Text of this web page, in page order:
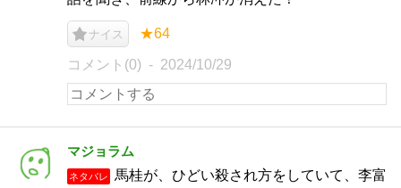
ナイス ★64
コメント(0) 2024/10/29
マジョラム
ネタバレ
馬桂が、ひどい殺され方をしていて、李富